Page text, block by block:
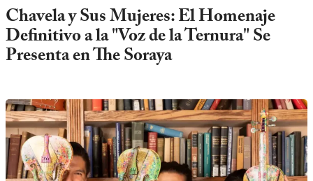
Chavela y Sus Mujeres: El Homenaje
Definitivo a la "Voz de la Ternura" Se
Presenta en The Soraya